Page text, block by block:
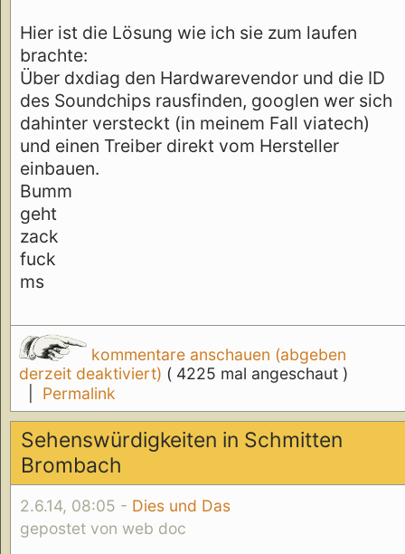
Hier ist die Lösung wie ich sie zum laufen
brachte:
Über dxdiag den Hardwarevendor und die ID
des Soundchips rausfinden, googlen wer sich
dahinter versteckt (in meinem Fall viatech)
und einen Treiber direkt vom Hersteller
einbauen.
Bumm
geht
zack
fuck
ms
kommentare anschauen (abgeben
derzeit deaktiviert) ( 4225 mal angeschaut )
Permalink
Sehenswürdigkeiten in Schmitten
Brombach
2.6.14, 08:05 - Dies und Das
gepostet von web doc